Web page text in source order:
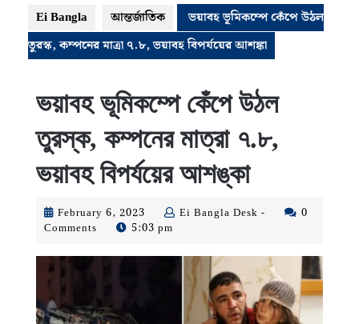
Ei Bangla আন্তর্জাতিক
ভয়াবহ ভূমিকম্পে কেঁপে উঠল
তুরস্ক, কম্পনের মাত্রা ৭.৮, ভয়াবহ বিপর্যয়ের আশঙ্কা
ভয়াবহ ভূমিকম্পে কেঁপে উঠল
তুরস্ক, কম্পনের মাত্রা ৭.৮,
ভয়াবহ বিপর্যয়ের আশঙ্কা
February 6, 2023 February
6,
Ei Bangla Desk -
-
0
Comments
5:03 pm